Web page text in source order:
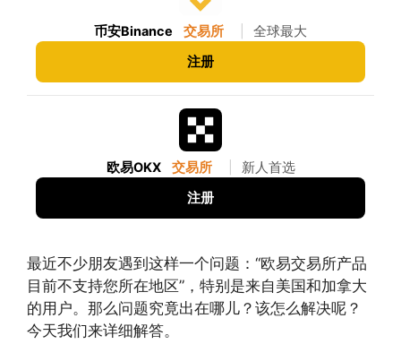
币安Binance 交易所 全球最大
注册
欧易OKX 交易所 新人首选
注册
最近不少朋友遇到这样一个问题：“欧易交易所产品
目前不支持您所在地区”，特别是来自美国和加拿大
的用户。那么问题究竟出在哪儿？该怎么解决呢？
今天我们来详细解答。